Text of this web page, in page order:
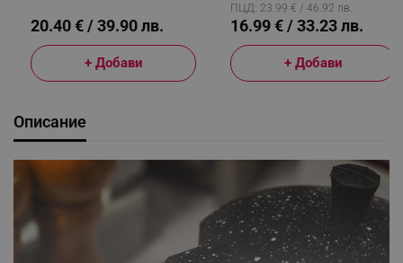
20.40 € / 39.90 лв.
+ Добави
ПЦД: 23.99 € / 46.92 лв.
16.99 € / 33.23 лв.
+ Добави
Описание